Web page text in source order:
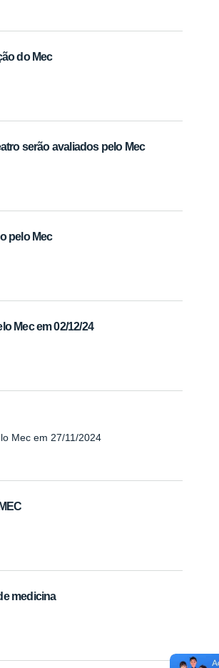
do Mec
serão avaliados pelo Mec
pelo Mec
Mec em 02/12/24
Mec em 27/11/2024
medicina